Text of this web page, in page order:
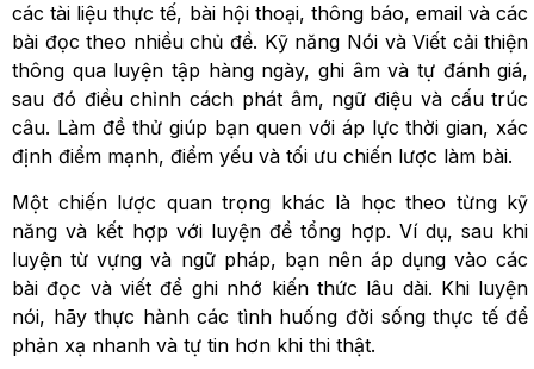
các tài liệu thực tế, bài hội thoại, thông báo, email và các
bài đọc theo nhiều chủ đề. Kỹ năng Nói và Viết cải thiện
thông qua luyện tập hàng ngày, ghi âm và tự đánh giá,
sau đó điều chỉnh cách phát âm, ngữ điệu và cấu trúc
câu. Làm đề thử giúp bạn quen với áp lực thời gian, xác
định điểm mạnh, điểm yếu và tối ưu chiến lược làm bài.
Một chiến lược quan trọng khác là học theo từng kỹ
năng và kết hợp với luyện đề tổng hợp. Ví dụ, sau khi
luyện từ vựng và ngữ pháp, bạn nên áp dụng vào các
bài đọc và viết để ghi nhớ kiến thức lâu dài. Khi luyện
nói, hãy thực hành các tình huống đời sống thực tế để
phản xạ nhanh và tự tin hơn khi thi thật.